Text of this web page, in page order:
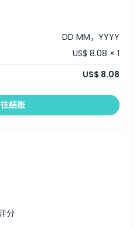
DD MM，YYYY
US$ 8.08 × 1
US$ 8.08
结账
分